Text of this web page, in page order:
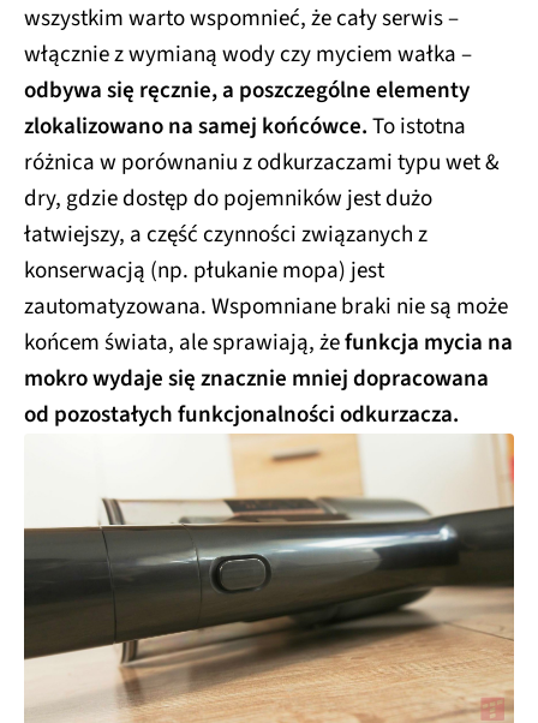
wszystkim warto wspomnieć, że cały serwis –
włącznie z wymianą wody czy myciem wałka –
odbywa się ręcznie, a poszczególne elementy
zlokalizowano na samej końcówce.To istotna
różnica w porównaniu z odkurzaczami typu wet &
dry, gdzie dostęp do pojemników jest dużo
łatwiejszy, a część czynności związanych z
konserwacją (np. płukanie mopa) jest
zautomatyzowana. Wspomniane braki nie są może
końcem świata, ale sprawiają, żefunkcja mycia na
mokro wydaje się znacznie mniej dopracowana
od pozostałych funkcjonalności odkurzacza.